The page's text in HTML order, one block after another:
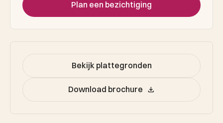
Plan een bezichtiging
Bekijk plattegronden
Download brochure